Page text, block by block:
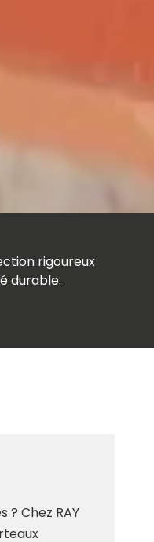
rigoureux
durable.
Chez RAY